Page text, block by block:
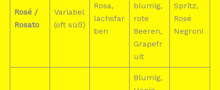
Rosé /
Rosato
Variabel
(oft süß)
Rosa,
lachsfar
ben
blumig,
rote
Beeren,
Grapefr
uit
Spritz,
Rosé
Negroni
Blumig,